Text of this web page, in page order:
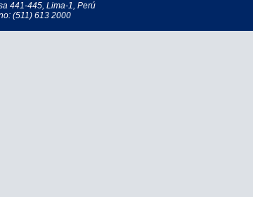
441-445, Lima-1, Perú
(511) 613 2000